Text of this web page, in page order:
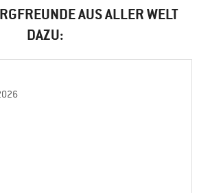
AUS ALLER WELT
DAZU: